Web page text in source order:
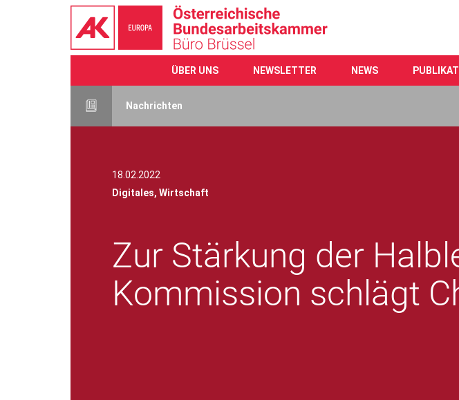
ÜBER UNS NEWSLETTER NEWS
Nachrichten
18.02.2022
Digitales, Wirtschaft
Zur Stärkung der
Kommission schlägt